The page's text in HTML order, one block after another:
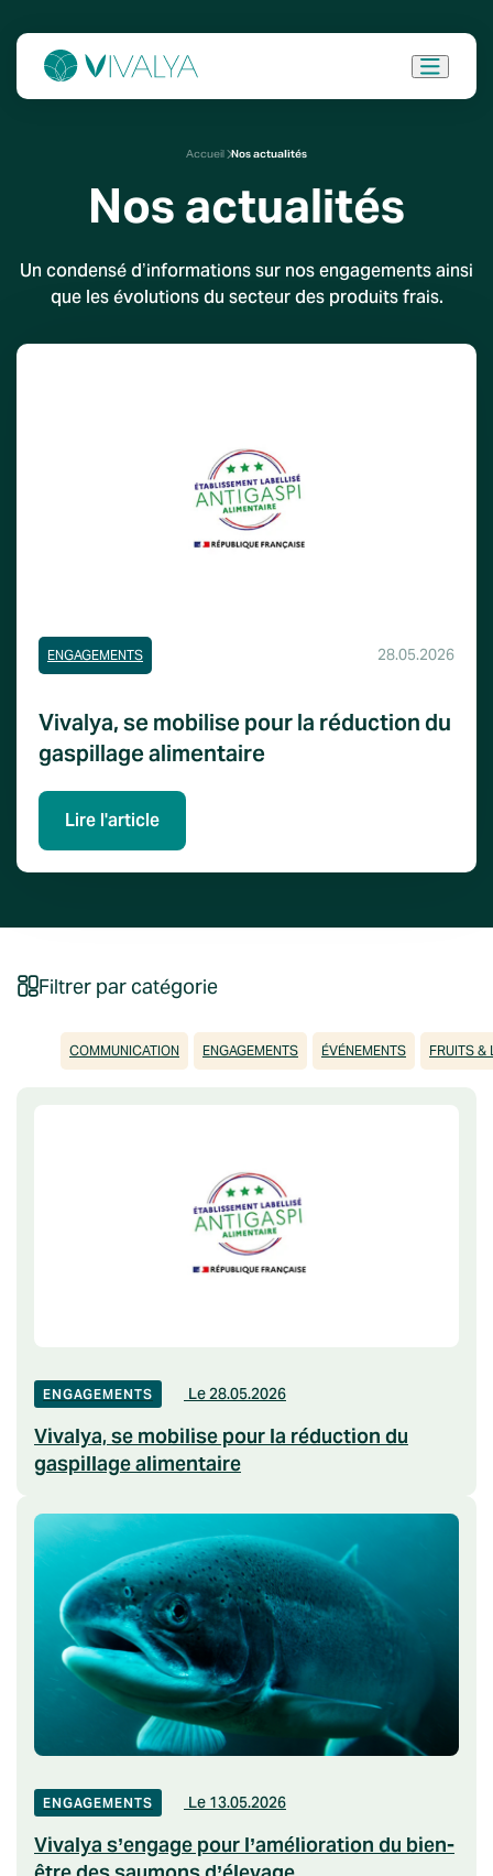
Accueil Nos actualités
Nos actualités
Un condensé d’informations sur nos engagements ainsi
que les évolutions du secteur des produits frais.
ENGAGEMENTS 28.05.2026
Vivalya, se mobilise pour la réduction du
gaspillage alimentaire
Lire l'article
Filtrer par catégorie
COMMUNICATION ENGAGEMENTS ÉVÉNEMENTS FRUITS &
ENGAGEMENTS Le 28.05.2026
Vivalya, se mobilise pour la réduction du
gaspillage alimentaire
ENGAGEMENTS Le 13.05.2026
Vivalya s’engage pour l’amélioration du bien-